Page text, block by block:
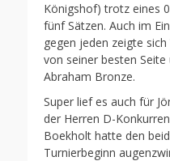
Königshof) trotz eines
fünf Sätzen. Auch im
gegen jeden zeigte
von seiner besten
Abraham Bronze.
Super lief es auch für
der Herren D-
Boekholt hatte den
Turnierbeginn